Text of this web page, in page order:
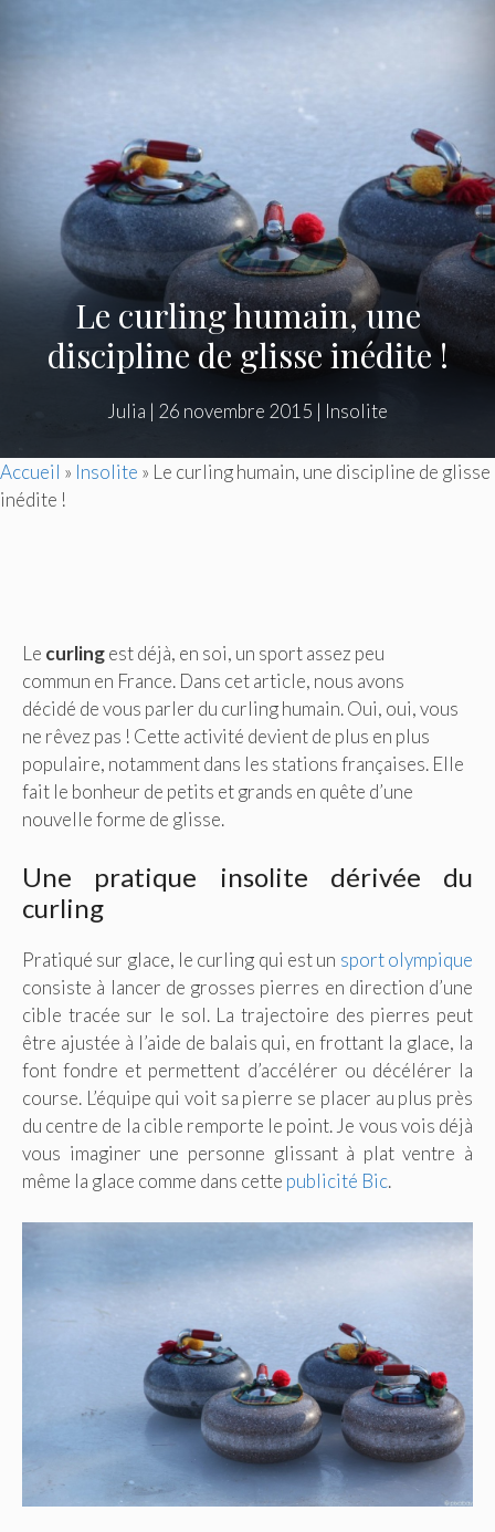
Le curling humain, une
discipline de glisse inédite !
Julia | 26 novembre 2015 | Insolite
Accueil » Insolite » Le curling humain, une discipline de glisse
inédite !
Le curlingest déjà, en soi, un sport assez peu
commun en France. Dans cet article, nous avons
décidé de vous parler du curling humain. Oui, oui, vous
ne rêvez pas ! Cette activité devient de plus en plus
populaire, notamment dans les stations françaises. Elle
fait le bonheur de petits et grands en quête d’une
nouvelle forme de glisse.
Une pratique insolite dérivée du
curling
Pratiqué sur glace, le curling qui est un sport olympique
consiste à lancer de grosses pierres en direction d’une
cible tracée sur le sol. La trajectoire des pierres peut
être ajustée à l’aide de balais qui, en frottant la glace, la
font fondre et permettent d’accélérer ou décélérer la
course. L’équipe qui voit sa pierre se placer au plus près
du centre de la cible remporte le point. Je vous vois déjà
vous imaginer une personne glissant à plat ventre à
même la glace comme dans cette publicité Bic.